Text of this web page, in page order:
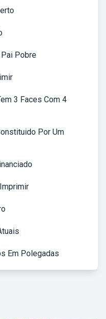
Pobre
3 Faces Com 4
Por Um
Em Polegadas